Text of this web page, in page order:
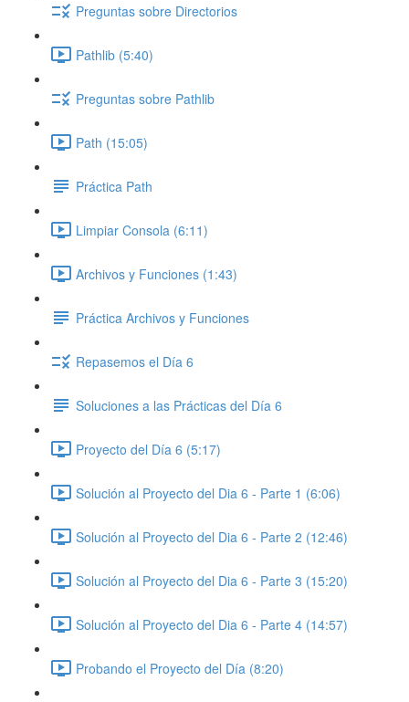
Preguntas sobre Directorios
Pathlib (5:40)
Preguntas sobre Pathlib
Path (15:05)
Práctica Path
Limpiar Consola (6:11)
Archivos y Funciones (1:43)
Práctica Archivos y Funciones
Repasemos el Día 6
Soluciones a las Prácticas del Día 6
Proyecto del Día 6 (5:17)
Solución al Proyecto del Dia 6 - Parte 1 (6:06)
Solución al Proyecto del Dia 6 - Parte 2 (12:46)
Solución al Proyecto del Dia 6 - Parte 3 (15:20)
Solución al Proyecto del Dia 6 - Parte 4 (14:57)
Probando el Proyecto del Día (8:20)